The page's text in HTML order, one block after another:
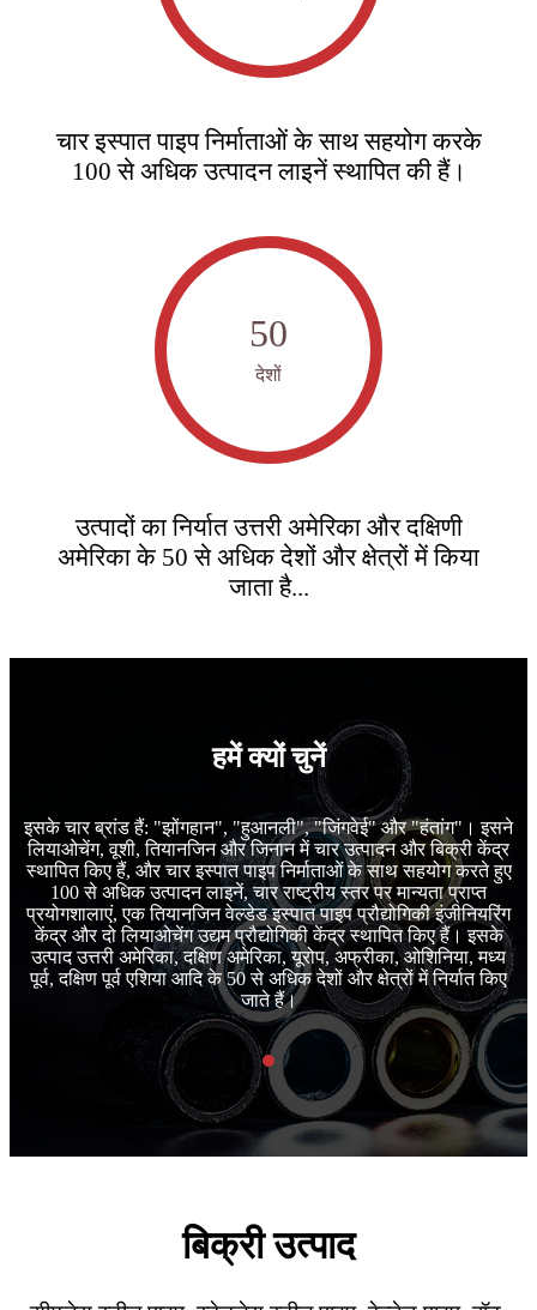
चार इस्पात पाइप निर्माताओं के साथ सहयोग करके
100 से अधिक उत्पादन लाइनें स्थापित की हैं।
50
देशों
उत्पादों का निर्यात उत्तरी अमेरिका और दक्षिणी
अमेरिका के 50 से अधिक देशों और क्षेत्रों में किया
जाता है...
हमें क्यों चुनें
इसके चार ब्रांड हैं: "झोंगहान", "हुआनली", "जिंगवेई" और "हंतांग"। इसने
लियाओचेंग, वूशी, तियानजिन और जिनान में चार उत्पादन और बिक्री केंद्र
स्थापित किए हैं, और चार इस्पात पाइप निर्माताओं के साथ सहयोग करते हुए
100 से अधिक उत्पादन लाइनें, चार राष्ट्रीय स्तर पर मान्यता प्राप्त
प्रयोगशालाएं, एक तियानजिन वेल्डेड इस्पात पाइप प्रौद्योगिकी इंजीनियरिंग
केंद्र और दो लियाओचेंग उद्यम प्रौद्योगिकी केंद्र स्थापित किए हैं। इसके
उत्पाद उत्तरी अमेरिका, दक्षिण अमेरिका, यूरोप, अफ्रीका, ओशिनिया, मध्य
पूर्व, दक्षिण पूर्व एशिया आदि के 50 से अधिक देशों और क्षेत्रों में निर्यात किए
जाते हैं।
बिक्री उत्पाद